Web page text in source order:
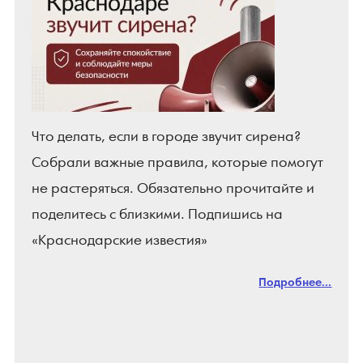
Что делать, если в городе звучит сирена?
Собрали важные правила, которые помогут
не растеряться. Обязательно прочитайте и
поделитесь с близкими. Подпишись на
«Краснодарские известия»
Подробнее...